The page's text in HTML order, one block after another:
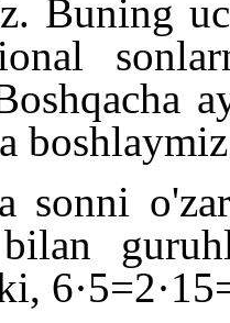
Buning
sonni